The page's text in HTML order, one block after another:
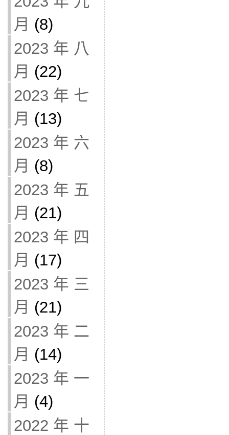
月 (8)
2023 年 八
月 (22)
2023 年 七
月 (13)
2023 年 六
月 (8)
2023 年 五
月 (21)
2023 年 四
月 (17)
2023 年 三
月 (21)
2023 年 二
月 (14)
2023 年 一
月 (4)
2022 年 十